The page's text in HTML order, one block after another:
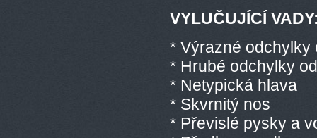
VYLUČUJÍCÍ
* Výrazné odchylky
* Hrubé odchylky
* Netypická hlava
* Skvrnitý nos
* Převislé pysky a